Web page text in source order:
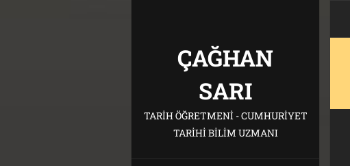
ÇAĞHAN
SARI
TARIH ÖĞRETMENI - CUMHURIYET
TARIHI BILIM UZMANI